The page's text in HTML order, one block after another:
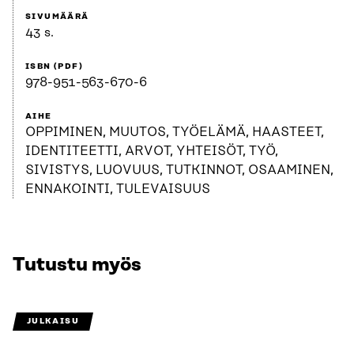
SIVUMÄÄRÄ
43 s.
ISBN (PDF)
978-951-563-670-6
AIHE
OPPIMINEN, MUUTOS, TYÖELÄMÄ, HAASTEET,
IDENTITEETTI, ARVOT, YHTEISÖT, TYÖ,
SIVISTYS, LUOVUUS, TUTKINNOT, OSAAMINEN,
ENNAKOINTI, TULEVAISUUS
Tutustu myös
JULKAISU